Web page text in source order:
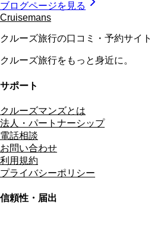
ブログページを見る
Cruisemans
クルーズ旅行の口コミ・予約サイト
クルーズ旅行をもっと身近に。
サポート
クルーズマンズとは
法人・パートナーシップ
電話相談
お問い合わせ
利用規約
プライバシーポリシー
信頼性・届出